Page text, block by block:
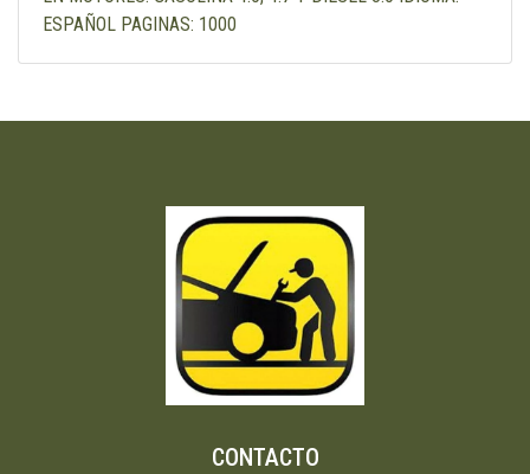
ESPAÑOL PAGINAS: 1000
CONTACTO